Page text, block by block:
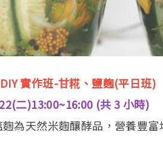
實作班-甘糀、鹽麴(平日班)
二)13:00~16:00 (共 3 小時)
為天然米麴釀酵品，營養豐